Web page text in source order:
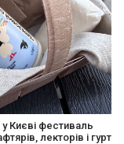
Caribbean Club
серією